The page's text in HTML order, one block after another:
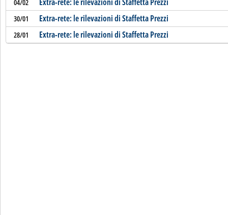
04/02
30/01 Extra-rete: le rilevazioni di Staffetta Prezzi
28/01 Extra-rete: le rilevazioni di Staffetta Prezzi